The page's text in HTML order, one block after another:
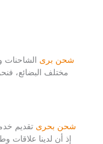
شحن برى الشاحنات
مختلف البضائع،
شحن بحرى تقديم
إذ أن لدينا علاقات